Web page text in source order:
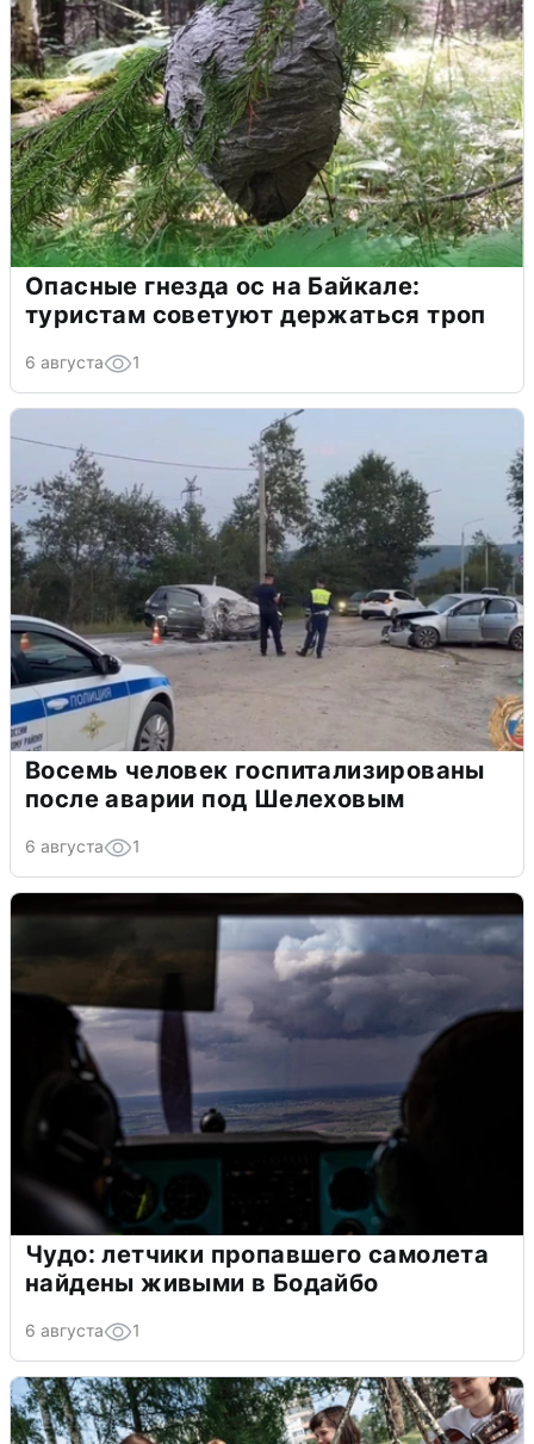
Опасные гнезда ос на Байкале:
туристам советуют держаться троп
6 августа 1
Восемь человек госпитализированы
после аварии под Шелеховым
6 августа 1
Чудо: летчики пропавшего самолета
найдены живыми в Бодайбо
6 августа 1